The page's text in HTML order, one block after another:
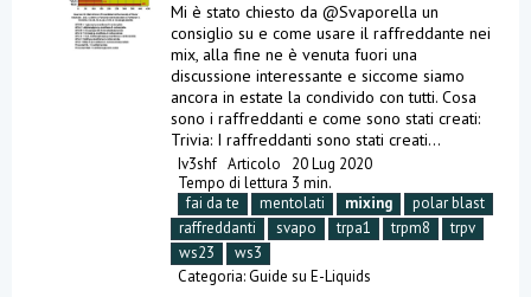
Mi è stato chiesto da @Svaporella un
consiglio su e come usare il raffreddante nei
mix, alla fine ne è venuta fuori una
discussione interessante e siccome siamo
ancora in estate la condivido con tutti. Cosa
sono i raffreddanti e come sono stati creati:
Trivia: I raffreddanti sono stati creati...
Iv3shf Articolo
20 Lug 2020
Tempo di lettura 3 min.
fai da te
mentolati mixing
polar blast
raffreddanti
svapo trpa1 trpm8
trpv
ws23
ws3
Categoria:Guide su E-Liquids